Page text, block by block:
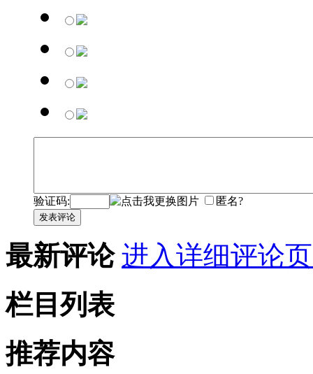
验证码: 匿名?
发表评论
最新评论 进入详细评论
栏目列表
推荐内容